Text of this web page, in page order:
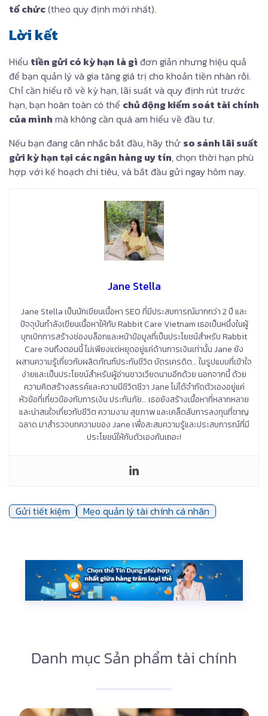
tổ chức(theo quy định mới nhất).
Lời kết
Hiểu tiền gửi có kỳ hạn là gì đơn giản nhưng hiệu quả
để bạn quản lý và gia tăng giá trị cho khoản tiền nhàn rỗi.
Chỉ cần hiểu rõ về kỳ hạn, lãi suất và quy định rút trước
hạn, bạn hoàn toàn có thể chủ động kiểm soát tài chính
của mình mà không cần quá am hiểu về đầu tư.
Nếu bạn đang cân nhắc bắt đầu, hãy thử so sánh lãi suất
gửi kỳ hạn tại các ngân hàng uy tín, chọn thời hạn phù
hợp với kế hoạch chi tiêu, và bắt đầu gửi ngay hôm nay.
Jane Stella
Jane Stella เป็นนักเขียนเนื้อหา SEO ที่มีประสบการณ์มากกว่า 2 ปี และ
ปัจจุบันกำลังเขียนเนื้อหาให้กับ Rabbit Care Vietnam เธอเป็นหนึ่งในผู้
บุกเบิกการสร้างช่องบล็อกและหน้าข้อมูลที่เป็นประโยชน์สำหรับ Rabbit
Care จนถึงตอนนี้ ไม่เพียงแต่หยุดอยู่แค่ด้านการเงินเท่านั้น Jane ยัง
ผสานความรู้เกี่ยวกับผลิตภัณฑ์ประกันชีวิต บัตรเครดิต… ในรูปแบบที่เข้าใจ
ง่ายและเป็นประโยชน์สำหรับผู้อ่านชาวเวียดนามอีกด้วย นอกจากนี้ ด้วย
ความคิดสร้างสรรค์และความมีชีวิตชีวา Jane ไม่ได้จำกัดตัวเองอยู่แค่
หัวข้อที่เกี่ยวข้องกับการเงิน ประกันภัย… เธอยังสร้างเนื้อหาที่หลากหลาย
และน่าสนใจเกี่ยวกับชีวิต ความงาม สุขภาพ และเคล็ดลับการลงทุนที่ชาญ
ฉลาด มาสำรวจบทความของ Jane เพื่อสะสมความรู้และประสบการณ์ที่มี
ประโยชน์ให้กับตัวเองกันเถอะ!
Gửi tiết kiệm Mẹo quản lý tài chính cá nhân
Danh mục Sản phẩm tài chính